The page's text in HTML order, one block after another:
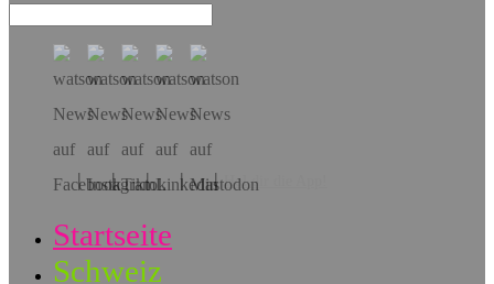
Hol dir die App!
Startseite
Schweiz